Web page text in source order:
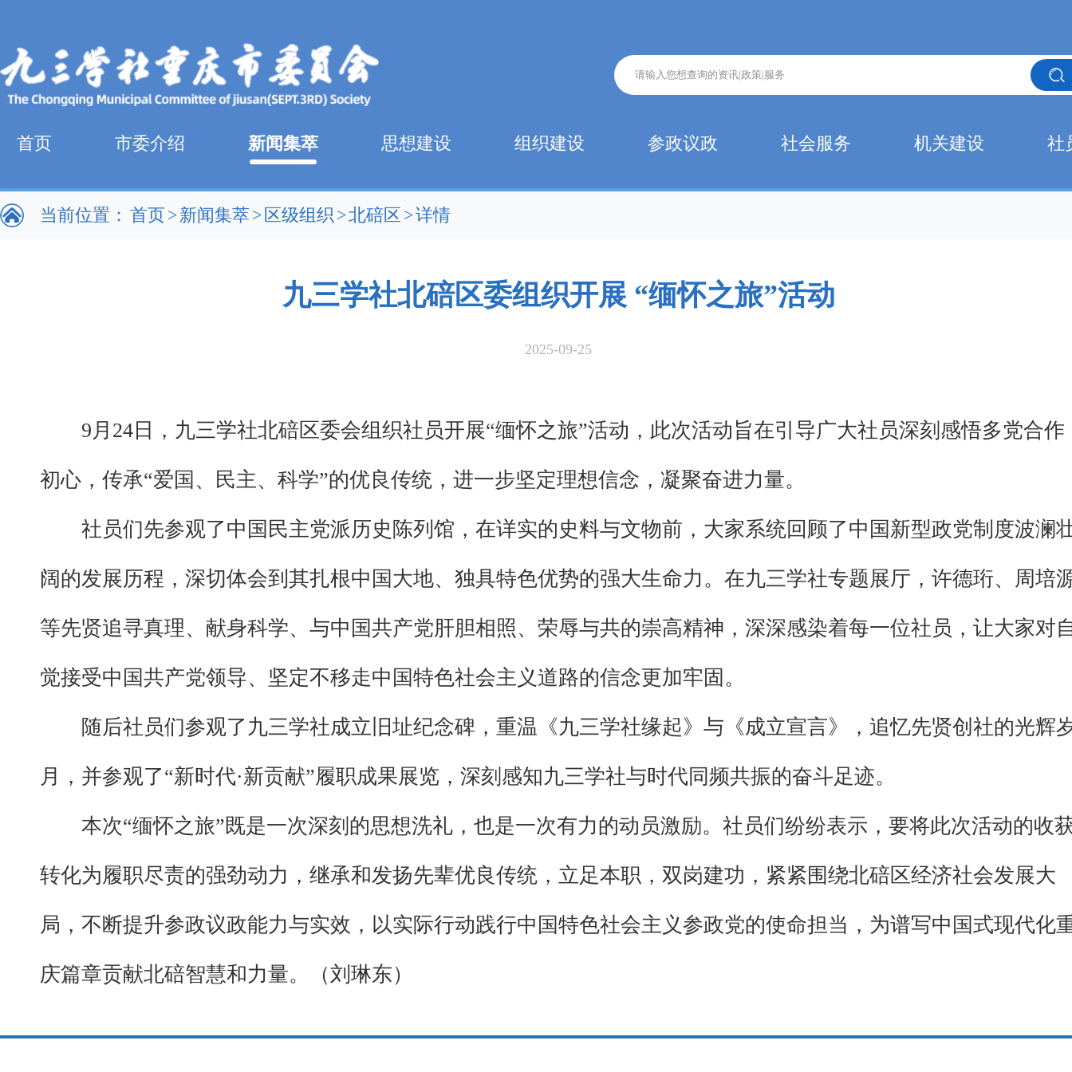
首页 市委介绍 新闻集萃 思想建设 组织建设 参政议政 社会服务 机关建设 社
当前位置： 首页 >新闻集萃 > 区级组织 >北碚区 >详情
九三学社北碚区委组织开展 “缅怀之旅”活动
2025-09-25
9月24日，九三学社北碚区委会组织社员开展“缅怀之旅”活动，此次活动旨在引导广大社员深刻感悟多党合作
初心，传承“爱国、民主、科学”的优良传统，进一步坚定理想信念，凝聚奋进力量。
社员们先参观了中国民主党派历史陈列馆，在详实的史料与文物前，大家系统回顾了中国新型政党制度波澜
阔的发展历程，深切体会到其扎根中国大地、独具特色优势的强大生命力。在九三学社专题展厅，许德珩、周培
等先贤追寻真理、献身科学、与中国共产党肝胆相照、荣辱与共的崇高精神，深深感染着每一位社员，让大家对
觉接受中国共产党领导、坚定不移走中国特色社会主义道路的信念更加牢固。
随后社员们参观了九三学社成立旧址纪念碑，重温《九三学社缘起》与《成立宣言》，追忆先贤创社的光辉
月，并参观了“新时代·新贡献”履职成果展览，深刻感知九三学社与时代同频共振的奋斗足迹。
本次“缅怀之旅”既是一次深刻的思想洗礼，也是一次有力的动员激励。社员们纷纷表示，要将此次活动的收
转化为履职尽责的强劲动力，继承和发扬先辈优良传统，立足本职，双岗建功，紧紧围绕北碚区经济社会发展大
局，不断提升参政议政能力与实效，以实际行动践行中国特色社会主义参政党的使命担当，为谱写中国式现代化
庆篇章贡献北碚智慧和力量。（刘琳东）